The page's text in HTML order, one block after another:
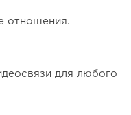
отношения.
для любого